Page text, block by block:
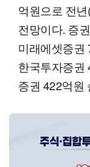
억원으로 전
전망이다. 증
미래에셋증권
한국투자증권
증권 422억원